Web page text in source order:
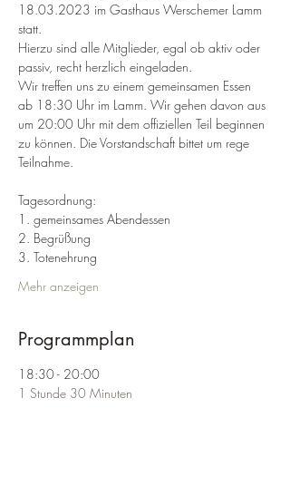
18.03.2023 im Gasthaus Werschemer Lamm
statt.
Hierzu sind alle Mitglieder, egal ob aktiv oder
passiv, recht herzlich eingeladen.
Wir treffen uns zu einem gemeinsamen Essen
ab 18:30 Uhr im Lamm. Wir gehen davon aus
um 20:00 Uhr mit dem offiziellen Teil beginnen
zu können. Die Vorstandschaft bittet um rege
Teilnahme.
Tagesordnung:
1. gemeinsames Abendessen
2. Begrüßung
3. Totenehrung
Mehr anzeigen
Programmplan
18:30 - 20:00
1 Stunde 30 Minuten